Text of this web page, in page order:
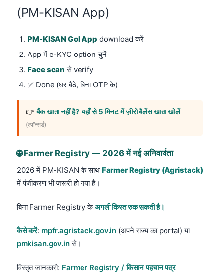
(PM-KISAN App)
PM-KISAN GoI App download करें
App में e-KYC option चुनें
Face scan से verify
✅ Done (घर बैठे, बिना OTP के)
👉बैंक खाता नहीं है? यहाँ से 5 मिनट में ज़ीरो बैलेंस खाता खोलें
(स्पॉन्सर्ड)
🌐 Farmer Registry — 2026 में नई अनिवार्यता
2026 में PM-KISAN के साथ Farmer Registry (Agristack)
में पंजीकरण भी ज़रूरी हो गया है।
बिना Farmer Registry केअगली किस्त रुक सकती है।
कैसे करें: mpfr.agristack.gov.in (अपने राज्य का portal) या
pmkisan.gov.inसे।
विस्तृत जानकारी: Farmer Registry / किसान पहचान पत्र